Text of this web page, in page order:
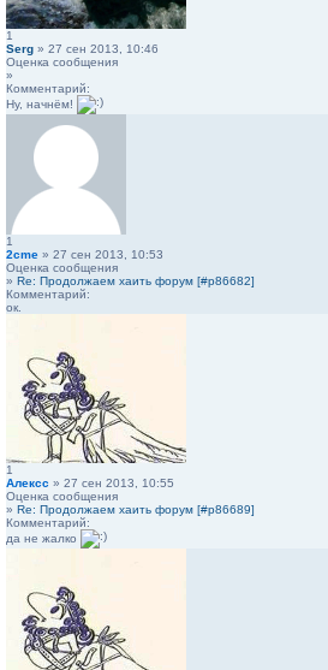
1
Serg » 27 сен 2013, 10:46
Оценка сообщения
»
Комментарий:
Ну, начнём!
1
2cme » 27 сен 2013, 10:53
Оценка сообщения
» Re: Продолжаем хаить форум [#p86682]
Комментарий:
ок.
1
Алексс » 27 сен 2013, 10:55
Оценка сообщения
» Re: Продолжаем хаить форум [#p86689]
Комментарий:
да не жалко